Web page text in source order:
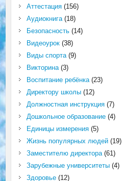
Аттестация(156)
Аудиокнига(18)
Безопасность(14)
Видеоурок(38)
Виды спорта(9)
Викторина(3)
Воспитание ребёнка(23)
Директору школы(12)
Должностная инструкция(7)
Дошкольное образование(4)
Единицы измерения(5)
Жизнь популярных людей(19)
Заместителю директора(61)
Зарубежные университеты(4)
Здоровье(12)